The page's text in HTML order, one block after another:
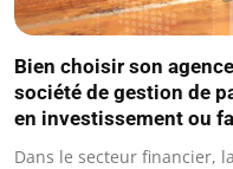
Bien choisir son
société de gestion de
en investissement ou
Dans le secteur financier,